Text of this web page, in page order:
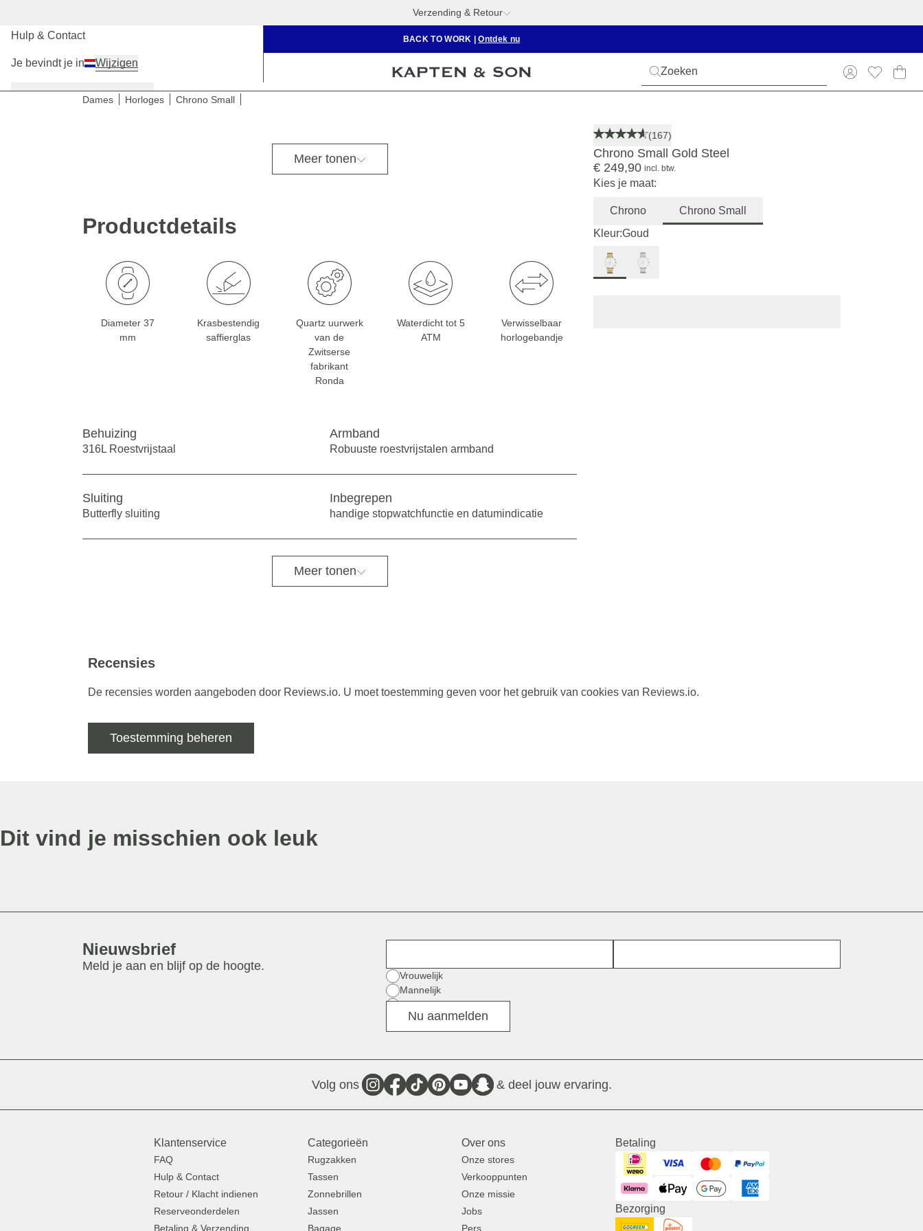
Verzending & Retour
BACK TO WORK |Ontdek nu
Heren Kinderen
Hulp & Contact
Je bevindt je in Wijzigen
Dames Horloges Chrono Small
Meer tonen
(167)
Chrono Small Gold Steel
€ 249,90 incl. btw.
Kies je maat:
Chrono
Chrono Small
Kleur:Goud
Productdetails
Diameter 37
mm
Krasbestendig
saffierglas
Quartz uurwerk
van de
Zwitserse
fabrikant
Ronda
Waterdicht tot 5
ATM
Verwisselbaar
horlogebandje
Behuizing
316L Roestvrijstaal
Armband
Robuuste roestvrijstalen armband
Sluiting
Butterfly sluiting
Inbegrepen
handige stopwatchfunctie en datumindicatie
Meer tonen
Recensies
De recensies worden aangeboden door Reviews.io. U moet toestemming geven voor het gebruik van cookies van Reviews.io.
Toestemming beheren
Dit vind je misschien ook leuk
Nieuwsbrief
Meld je aan en blijf op de hoogte.
Geslacht
Vrouwelijk
Mannelijk
Divers
Nu aanmelden
Volg ons & deel jouw ervaring.
Klantenservice
FAQ
Hulp & Contact
Retour / Klacht indienen
Reserveonderdelen
Betaling & Verzending
Categorieën
Rugzakken
Tassen
Zonnebrillen
Jassen
Bagage
Over ons
Onze stores
Verkooppunten
Onze missie
Jobs
Pers
Betaling
iDeal Visa MastercardPayPal
Klarna ApplePay GooglePayAmerican Express
Bezorging